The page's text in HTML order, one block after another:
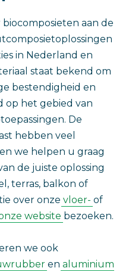
aan de
in Nederland en
staat bekend om
bestendigheid en
op het gebied van
De
hebben veel
we helpen u graag
de juiste oplossing
terras, balkon of
over onze vloer- of
website bezoeken.
we ook
en aluminium